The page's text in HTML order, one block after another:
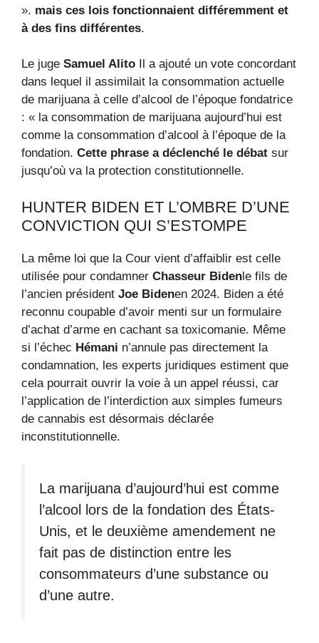
». mais ces lois fonctionnaient différemment et
à des fins différentes.
Le juge Samuel Alito Il a ajouté un vote concordant
dans lequel il assimilait la consommation actuelle
de marijuana à celle d’alcool de l’époque fondatrice
: « la consommation de marijuana aujourd’hui est
comme la consommation d’alcool à l’époque de la
fondation. Cette phrase a déclenché le débat sur
jusqu’où va la protection constitutionnelle.
HUNTER BIDEN ET L’OMBRE D’UNE
CONVICTION QUI S’ESTOMPE
La même loi que la Cour vient d’affaiblir est celle
utilisée pour condamner Chasseur Bidenle fils de
l’ancien président Joe Bidenen 2024. Biden a été
reconnu coupable d’avoir menti sur un formulaire
d’achat d’arme en cachant sa toxicomanie. Même
si l’échec Hémani n’annule pas directement la
condamnation, les experts juridiques estiment que
cela pourrait ouvrir la voie à un appel réussi, car
l’application de l’interdiction aux simples fumeurs
de cannabis est désormais déclarée
inconstitutionnelle.
La marijuana d’aujourd’hui est comme
l’alcool lors de la fondation des États-
Unis, et le deuxième amendement ne
fait pas de distinction entre les
consommateurs d’une substance ou
d’une autre.